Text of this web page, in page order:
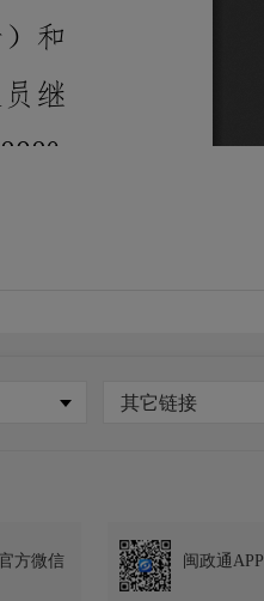
其它链接
方微信 闽政通APP